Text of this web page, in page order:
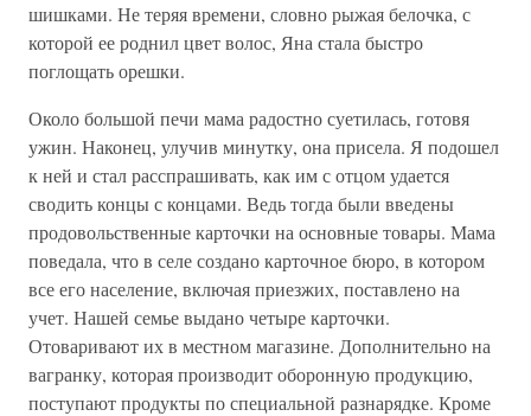
шишками. Не теряя времени, словно рыжая белочка, с
которой ее роднил цвет волос, Яна стала быстро
поглощать орешки.
Около большой печи мама радостно суетилась, готовя
ужин. Наконец, улучив минутку, она присела. Я подошел
к ней и стал расспрашивать, как им с отцом удается
сводить концы с концами. Ведь тогда были введены
продовольственные карточки на основные товары. Мама
поведала, что в селе создано карточное бюро, в котором
все его население, включая приезжих, поставлено на
учет. Нашей семье выдано четыре карточки.
Отоваривают их в местном магазине. Дополнительно на
вагранку, которая производит оборонную продукцию,
поступают продукты по специальной разнарядке. Кроме